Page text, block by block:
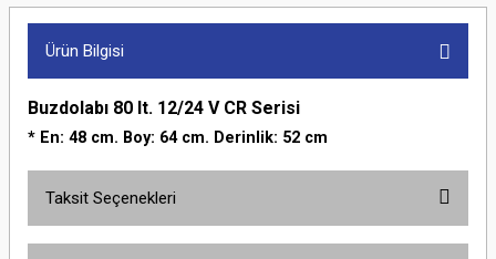
Ürün Bilgisi
Buzdolabı 80 lt. 12/24 V CR Serisi
* En: 48 cm. Boy: 64 cm. Derinlik: 52 cm
Taksit Seçenekleri